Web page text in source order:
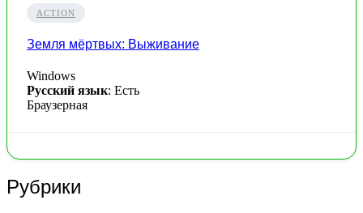
ACTION
Земля мёртвых: Выживание
Windows
Русский язык: Есть
Браузерная
Рубрики